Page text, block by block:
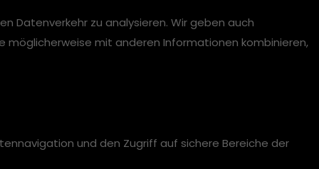
Datenverkehr zu analysieren. Wir geben auch
möglicherweise mit anderen Informationen kombinieren,
und den Zugriff auf sichere Bereiche der